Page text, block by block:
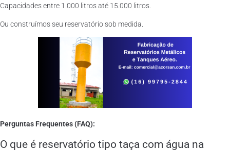
Capacidades entre 1.000 litros até 15.000 litros.
Ou construímos seu reservatório sob medida.
Perguntas Frequentes (FAQ):
O que é reservatório tipo taça com água na